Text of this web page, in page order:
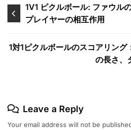
Post
navigation
1V1 ピクルボール: ファウル
プレイヤーの相互作用
1対1ピクルボールのスコアリング
の長さ、
Leave a Reply
Your email address will not be